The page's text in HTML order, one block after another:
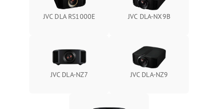
JVC DLA RS1000E JVC DLA-NX9B
JVC DLA-NZ7 JVC DLA-NZ9